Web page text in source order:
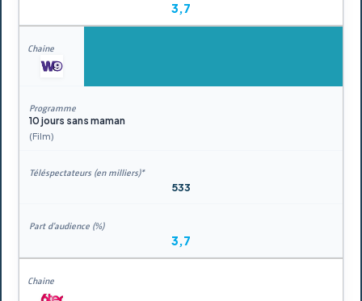
3,7
10 jours sans maman
(Film)
533
3,7